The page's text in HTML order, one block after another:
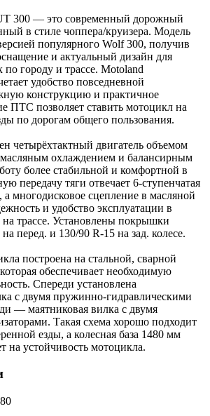
300 — это современный дорожный
в стиле чоппера/круизера. Модель
популярного Wolf 300, получив
и актуальный дизайн для
городу и трассе. Motoland
удобство повседневной
конструкцию и практичное
ПТС позволяет ставить мотоцикл на
по дорогам общего пользования.
четырёхтактный двигатель объемом
охлаждением и балансирным
более стабильной и комфортной в
передачу тяги отвечает 6-ступенчатая
многодисковое сцепление в масляной
и удобство эксплуатации в
трассе. Установлены покрышки
перед. и 130/90 R-15 на зад. колесе.
построена на стальной, сварной
обеспечивает необходимую
Спереди установлена
с двумя пружинно-гидравлическими
— маятниковая вилка с двумя
Такая схема хорошо подходит
езды, а колесная база 1480 мм
на устойчивость мотоцикла.